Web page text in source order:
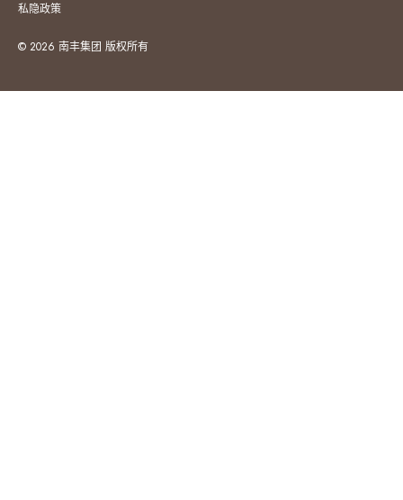
私隐政策
© 2026 南丰集团 版权所有